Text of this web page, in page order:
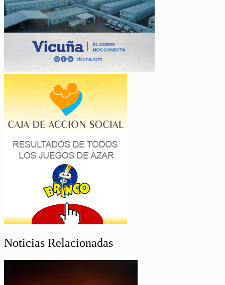
Noticias Relacionadas